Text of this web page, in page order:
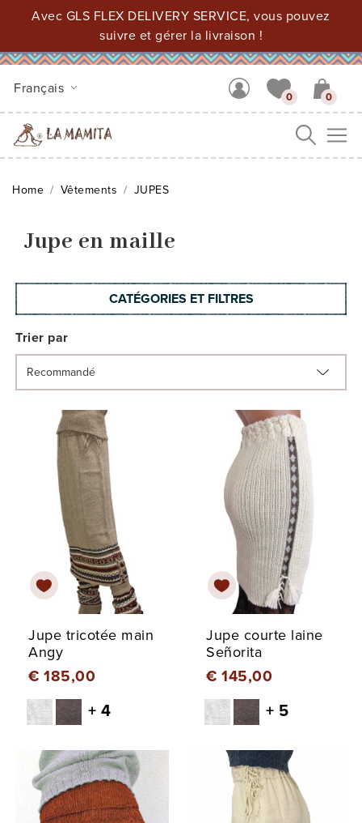
Avec GLS FLEX DELIVERY SERVICE, vous pouvez
suivre et gérer la livraison !
Français
0 0
Home Vêtements JUPES
Jupe en maille
CATÉGORIES ET FILTRES
Trier par
Jupe tricotée main
Angy
€ 185,00
+ 4
Jupe courte laine
Señorita
€ 145,00
+ 5